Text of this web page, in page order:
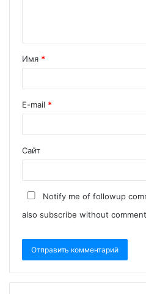
Имя *
E-mail *
Сайт
Notify me of followup
also subscribe without